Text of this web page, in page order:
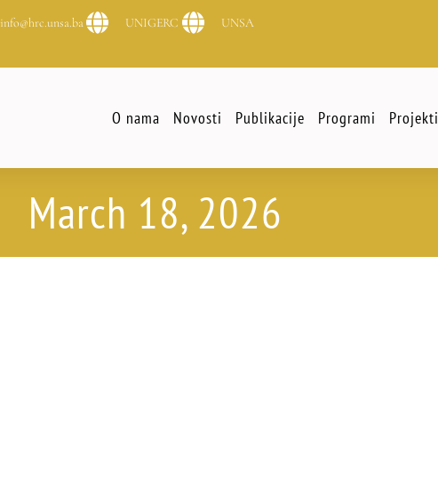
info@hrc.unsa.ba UNIGERC
UNSA
O nama Novosti Publikacije Programi Projekti
March 18, 2026